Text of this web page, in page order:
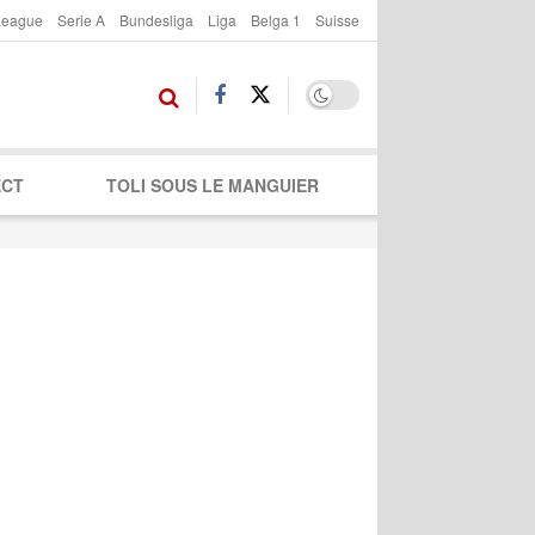
Serie A Bundesliga Liga Belga 1 Suisse
TOLI SOUS LE MANGUIER